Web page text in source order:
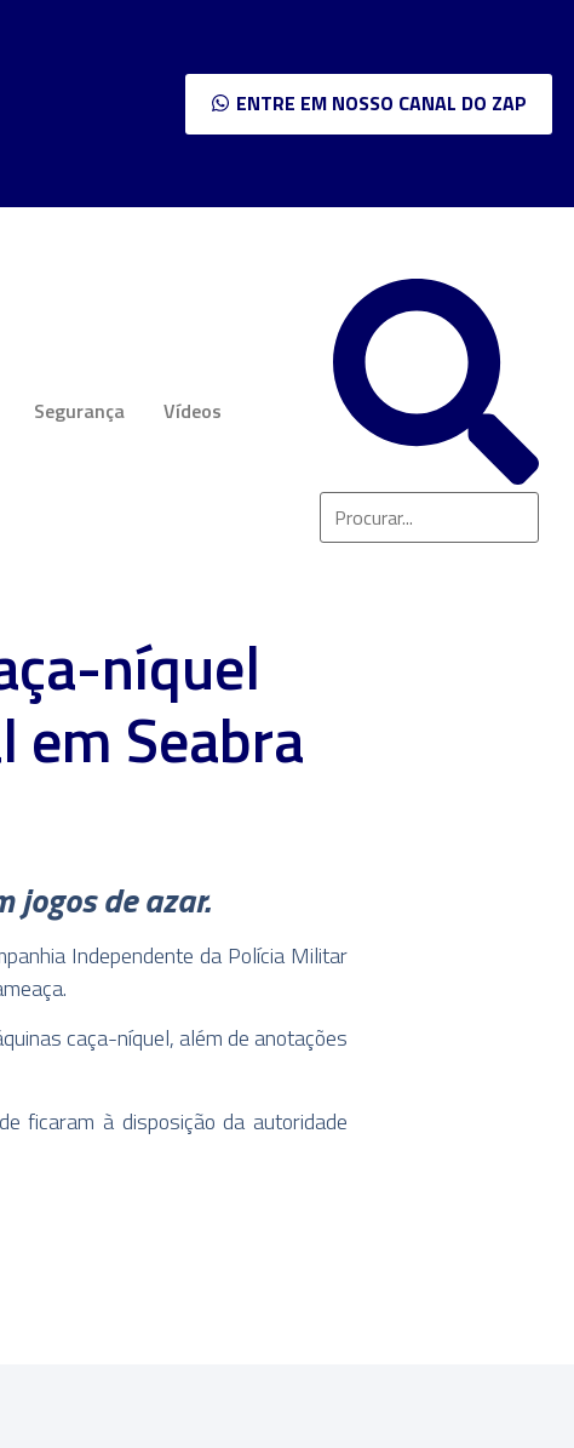
ENTRE EM NOSSO CANAL DO ZAP
Segurança Vídeos
níquel
em Seabra
jogos de azar.
Independente da Polícia Militar
caça-níquel, além de anotações
ficaram à disposição da autoridade